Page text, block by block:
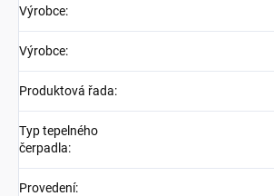
Výrobce:
Výrobce:
Produktová řada:
Typ tepelného
čerpadla:
Provedení: